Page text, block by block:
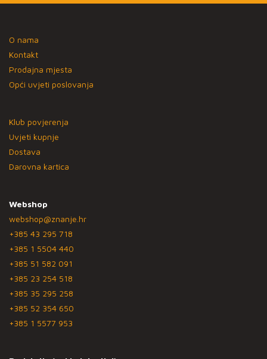
O nama
Kontakt
Prodajna mjesta
Opći uvjeti poslovanja
Klub povjerenja
Uvjeti kupnje
Dostava
Darovna kartica
Webshop
webshop@znanje.hr
+385 43 295 718
+385 1 5504 440
+385 51 582 091
+385 23 254 518
+385 35 295 258
+385 52 354 650
+385 1 5577 953